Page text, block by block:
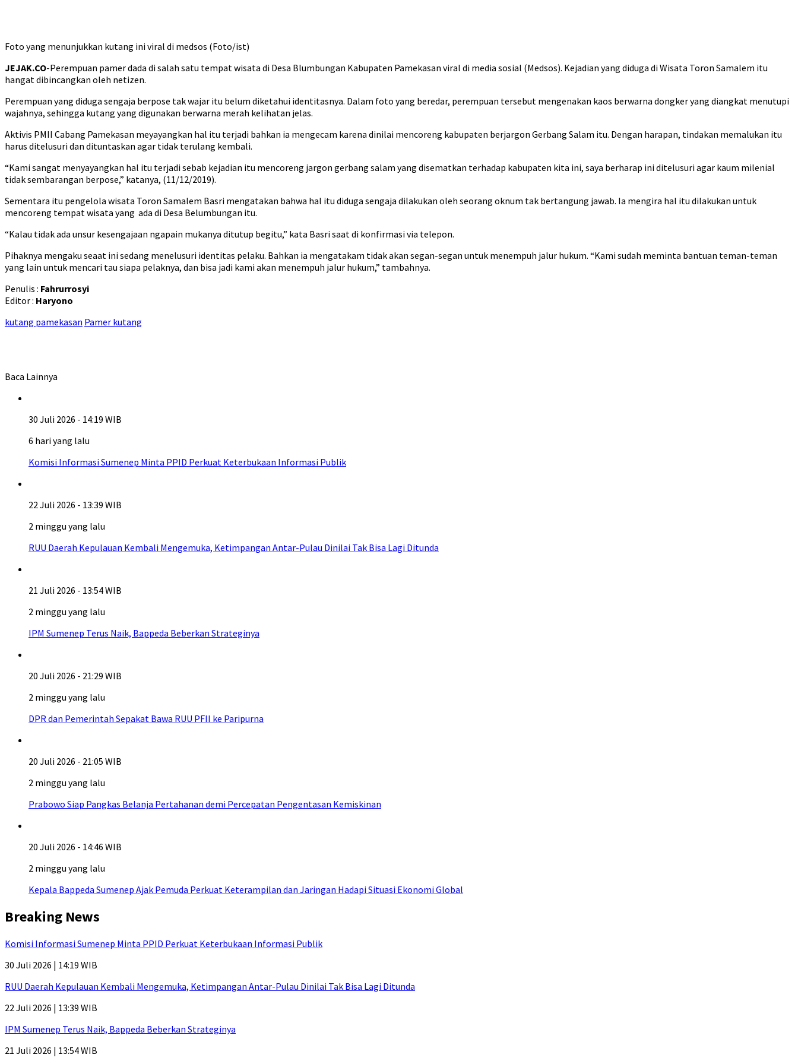
Foto yang menunjukkan kutang ini viral di medsos (Foto/ist)
JEJAK.CO-Perempuan pamer dada di salah satu tempat wisata di Desa Blumbungan Kabupaten Pamekasan viral di media sosial (Medsos). Kejadian yang diduga di Wisata Toron Samalem itu
hangat dibincangkan oleh netizen.
Perempuan yang diduga sengaja berpose tak wajar itu belum diketahui identitasnya. Dalam foto yang beredar, perempuan tersebut mengenakan kaos berwarna dongker yang diangkat menutupi
wajahnya, sehingga kutang yang digunakan berwarna merah kelihatan jelas.
Aktivis PMII Cabang Pamekasan meyayangkan hal itu terjadi bahkan ia mengecam karena dinilai mencoreng kabupaten berjargon Gerbang Salam itu. Dengan harapan, tindakan memalukan itu
harus ditelusuri dan dituntaskan agar tidak terulang kembali.
“Kami sangat menyayangkan hal itu terjadi sebab kejadian itu mencoreng jargon gerbang salam yang disematkan terhadap kabupaten kita ini, saya berharap ini ditelusuri agar kaum milenial
tidak sembarangan berpose,” katanya, (11/12/2019).
Sementara itu pengelola wisata Toron Samalem Basri mengatakan bahwa hal itu diduga sengaja dilakukan oleh seorang oknum tak bertangung jawab. Ia mengira hal itu dilakukan untuk
mencoreng tempat wisata yang ada di Desa Belumbungan itu.
“Kalau tidak ada unsur kesengajaan ngapain mukanya ditutup begitu,” kata Basri saat di konfirmasi via telepon.
Pihaknya mengaku seaat ini sedang menelusuri identitas pelaku. Bahkan ia mengatakam tidak akan segan-segan untuk menempuh jalur hukum. “Kami sudah meminta bantuan teman-teman
yang lain untuk mencari tau siapa pelaknya, dan bisa jadi kami akan menempuh jalur hukum,” tambahnya.
Penulis : Fahrurrosyi
Editor : Haryono
kutang pamekasan Pamer kutang
Baca Lainnya
30 Juli 2026 - 14:19 WIB
6 hari yang lalu
Komisi Informasi Sumenep Minta PPID Perkuat Keterbukaan Informasi Publik
22 Juli 2026 - 13:39 WIB
2 minggu yang lalu
RUU Daerah Kepulauan Kembali Mengemuka, Ketimpangan Antar-Pulau Dinilai Tak Bisa Lagi Ditunda
21 Juli 2026 - 13:54 WIB
2 minggu yang lalu
IPM Sumenep Terus Naik, Bappeda Beberkan Strateginya
20 Juli 2026 - 21:29 WIB
2 minggu yang lalu
DPR dan Pemerintah Sepakat Bawa RUU PFII ke Paripurna
20 Juli 2026 - 21:05 WIB
2 minggu yang lalu
Prabowo Siap Pangkas Belanja Pertahanan demi Percepatan Pengentasan Kemiskinan
20 Juli 2026 - 14:46 WIB
2 minggu yang lalu
Kepala Bappeda Sumenep Ajak Pemuda Perkuat Keterampilan dan Jaringan Hadapi Situasi Ekonomi Global
Breaking News
Komisi Informasi Sumenep Minta PPID Perkuat Keterbukaan Informasi Publik
30 Juli 2026 | 14:19 WIB
RUU Daerah Kepulauan Kembali Mengemuka, Ketimpangan Antar-Pulau Dinilai Tak Bisa Lagi Ditunda
22 Juli 2026 | 13:39 WIB
IPM Sumenep Terus Naik, Bappeda Beberkan Strateginya
21 Juli 2026 | 13:54 WIB